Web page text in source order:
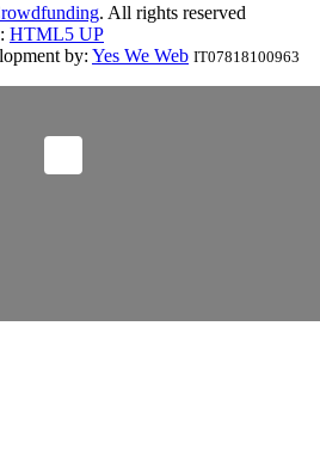
. All rights reserved
HTML5 UP
by: Yes We Web IT07818100963